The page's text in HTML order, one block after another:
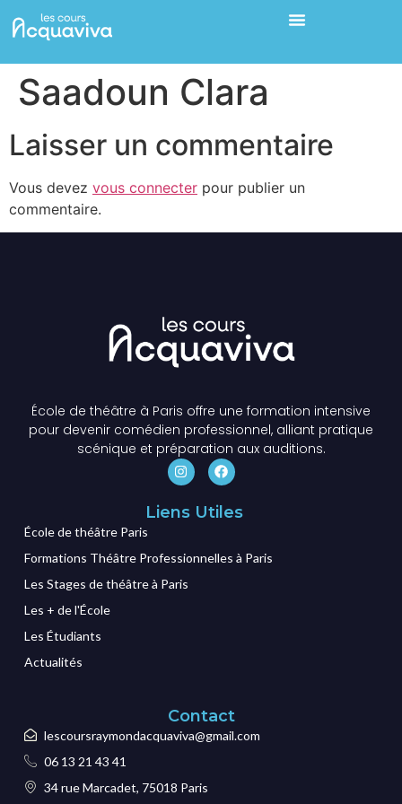
Saadoun Clara
Laisser un commentaire
Vous devez vous connecter pour publier un
commentaire.
École de théâtre à Paris offre une formation intensive
pour devenir comédien professionnel, alliant pratique
scénique et préparation aux auditions.
Liens Utiles
École de théâtre Paris
Formations Théâtre Professionnelles à Paris
Les Stages de théâtre à Paris
Les + de l'École
Les Étudiants
Actualités
Contact
lescoursraymondacquaviva@gmail.com
06 13 21 43 41
34 rue Marcadet, 75018 Paris